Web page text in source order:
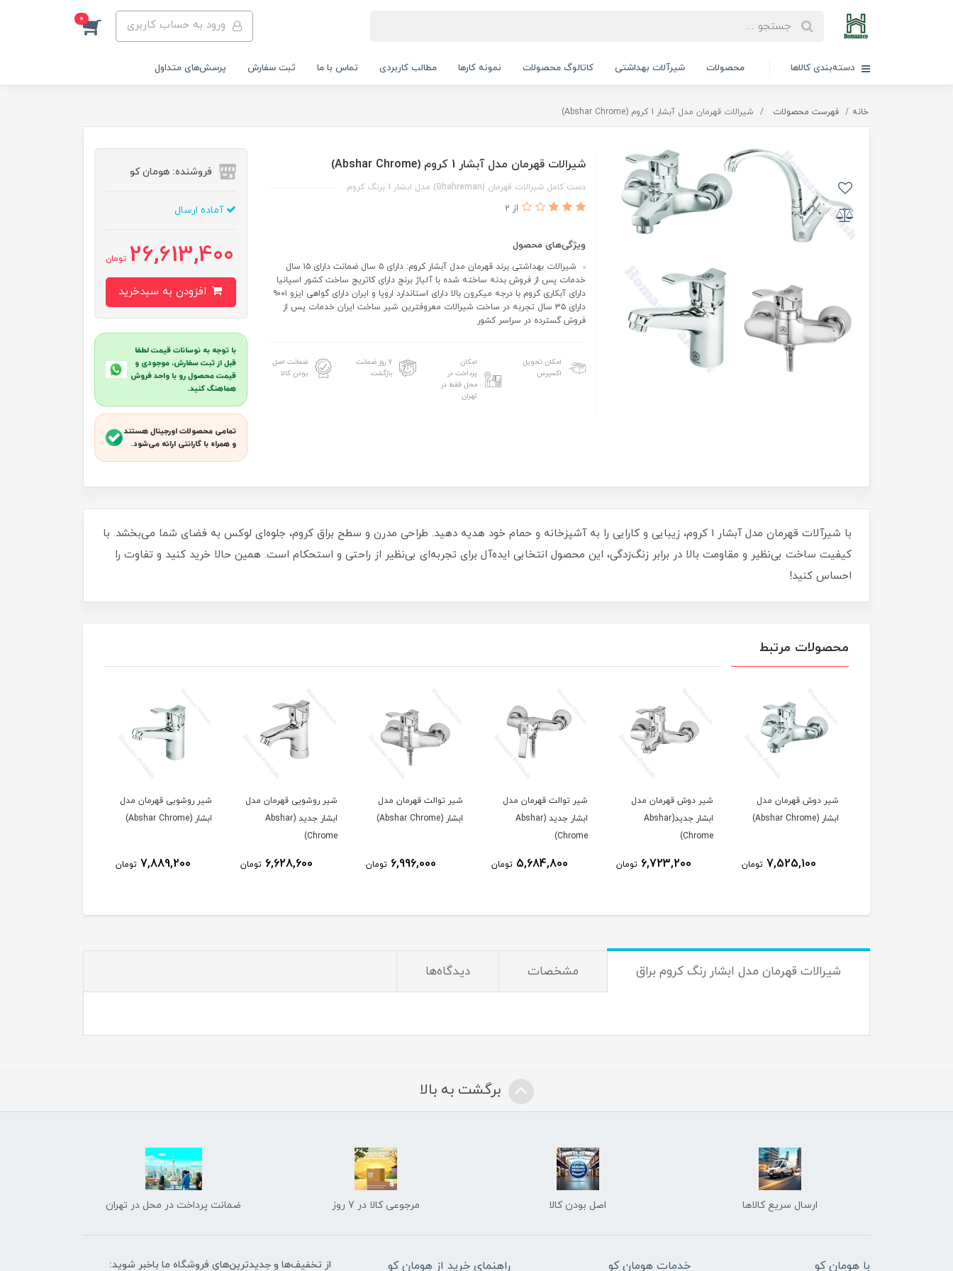
ورود به حساب کاربری 0
دسته‌بندی کالاها محصولات شیرآلات بهداشتی کاتالوگ محصولات نمونه کارها مطالب کاربردی تماس با ما ثبت سفارش پرسش‌های متداول
خانه فهرست محصولات شیرالات قهرمان مدل آبشار 1 کروم (Abshar Chrome)
شیرالات قهرمان مدل آبشار 1 کروم (Abshar Chrome)
دست کامل شیرالات قهرمان (Ghahreman) مدل ابشار 1 برنگ کروم
از 2
ویژگی‌های محصول
شیرالات بهداشتی برند قهرمان مدل آبشار کروم: دارای ۵ سال ضمانت دارای ۱۵ سال
خدمات پس از فروش بدنه ساخته شده با آلیاژ برنج دارای کاتریج ساخت کشور اسپانیا
دارای آبکاری کروم با درجه میکرون بالا دارای استاندارد اروپا و ایران دارای گواهی ایزو ۹۰۰۱
دارای ۳۵ سال تجربه در ساخت شیرالات معروفترین شیر ساخت ایران خدمات پس از
فروش گسترده در سراسر کشور
امکان تحویل
اکسپرس
امکان
پرداخت در
محل فقط در
تهران
۷ روز ضمانت
بازگشت
ضمانت اصل
بودن کالا
فروشنده: هومان کو
آماده ارسال
26,613,400 تومان
با توجه به نوسانات قیمت لطفا
قبل از ثبت سفارش، موجودی و
قیمت محصول رو با واحد فروش
هماهنگ کنید.
تمامی محصولات اورجینال هستند
و همراه با گارانتی ارائه می‌شود.
با شیرآلات قهرمان مدل آبشار 1 کروم، زیبایی و کارایی را به آشپزخانه و حمام خود هدیه دهید. طراحی مدرن و سطح براق کروم، جلوه‌ای لوکس به فضای شما می‌بخشد. با
کیفیت ساخت بی‌نظیر و مقاومت بالا در برابر زنگ‌زدگی، این محصول انتخابی ایده‌آل برای تجربه‌ای بی‌نظیر از راحتی و استحکام است. همین حالا خرید کنید و تفاوت را
احساس کنید!
محصولات مرتبط
شیر دوش قهرمان مدل
ابشار (Abshar Chrome)
7,525,100 تومان
شیر دوش قهرمان مدل
ابشار جدید(Abshar
Chrome)
6,723,200 تومان
شیر توالت قهرمان مدل
ابشار جدید (Abshar
Chrome)
5,684,800 تومان
شیر توالت قهرمان مدل
ابشار (Abshar Chrome)
6,996,000 تومان
شیر روشویی قهرمان مدل
ابشار جدید (Abshar
Chrome)
6,628,600 تومان
شیر روشویی قهرمان مدل
ابشار (Abshar Chrome)
7,889,200 تومان
شیرالات قهرمان مدل ابشار رنگ کروم براق مشخصات دیدگاه‌ها
برگشت به بالا
ارسال سریع کالاها اصل بودن کالا مرجوعی کالا در 7 روز ضمانت پرداخت در محل در تهران
با هومان کو خدمات هومان کو راهنمای خرید از هومان کو از تخفیف‌ها و جدیدترین‌های فروشگاه ما باخبر شوید: